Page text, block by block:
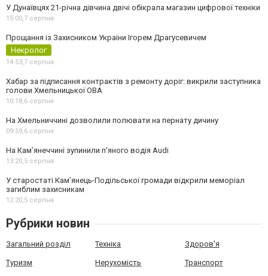
У Дунаївцях 21-річна дівчина двічі обікрала магазин цифрової техніки
15:00,7 серпня
Прощання із Захисником України Ігорем Драгусевичем
Некролог
14:53,7 серпня
Хабар за підписання контрактів з ремонту доріг: викрили заступника
голови Хмельницької ОВА
10:18,6 серпня
На Хмельниччині дозволили полювати на пернату дичину
09:59,6 серпня
На Камʼянеччині зупинили п'яного водія Audi
13:20,5 серпня
У старостаті Кам’янець-Подільської громади відкрили меморіал
загиблим захисникам
12:20,5 серпня
Рубрики новин
Загальний розділ Техніка Здоров'я
Туризм Нерухомість Транспорт